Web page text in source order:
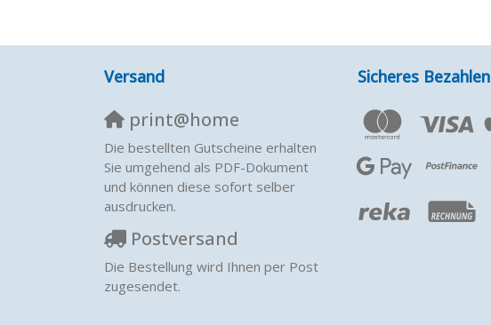
Versand
print@home
Die bestellten Gutscheine erhalten
Sie umgehend als PDF-Dokument
und können diese sofort selber
ausdrucken.
Postversand
Die Bestellung wird Ihnen per Post
zugesendet.
Sicheres Bezahlen